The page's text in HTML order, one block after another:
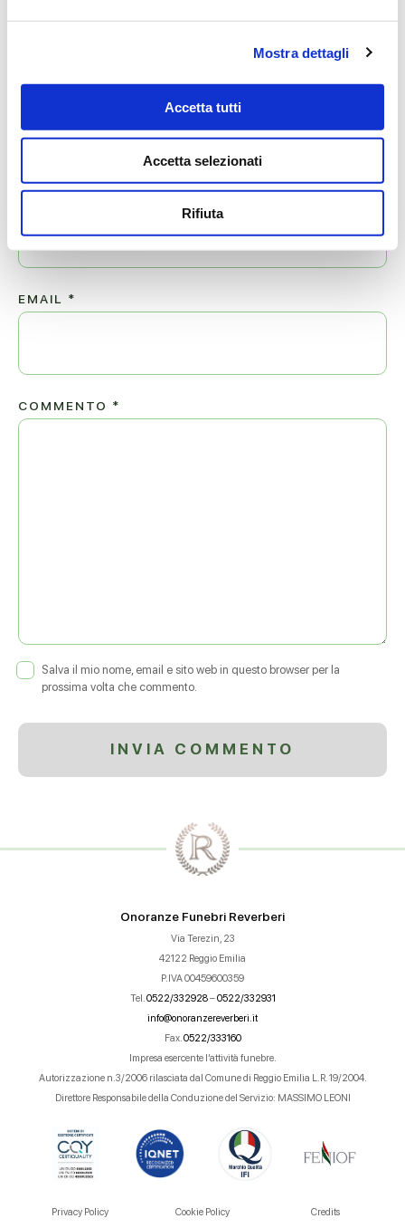
Mostra dettagli
Accetta tutti
Accetta selezionati
Rifiuta
Lascia ora un messaggio di vicinanza alla famiglia di EMILIA .
COMMENTO *
NOME*
EMAIL *
Salva il mio nome, email e sito web in questo browser per la
prossima volta che commento.
Onoranze Funebri Reverberi
Via Terezin, 23
42122 Reggio Emilia
P.IVA 00459600359
Tel. 0522/332928–0522/332931
info@onoranzereverberi.it
Fax. 0522/333160
Impresa esercente l’attività funebre.
Autorizzazione n.3/2006 rilasciata dal Comune di Reggio Emilia L.R. 19/2004.
Direttore Responsabile della Conduzione del Servizio: MASSIMO LEONI
Privacy Policy Cookie Policy Credits